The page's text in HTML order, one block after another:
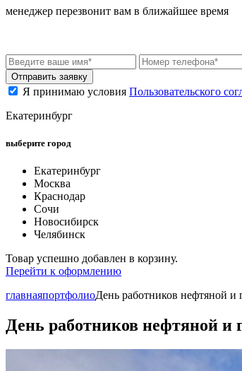
менеджер перезвонит вам в ближайшее время
Отправить заявку
Я принимаю условия Пользовательского
Екатеринбург
выберите город
Екатеринбург
Москва
Краснодар
Сочи
Новосибирск
Челябинск
Товар успешно добавлен в корзину.
Перейти к оформлению
главнаяпортфолиоДень работников нефтяной
День работников нефтяной и